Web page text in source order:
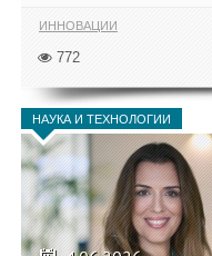
ИННОВАЦИИ
772
НАУКА И ТЕХНОЛОГИИ